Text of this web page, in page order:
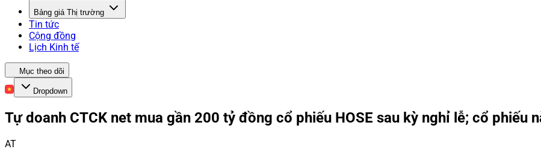
Bảng giá Thị trường
Tin tức
Cộng đồng
Lịch Kinh tế
Mục theo dõi
Dropdown
Tự doanh CTCK net mua gần 200 tỷ đồng cổ phiếu HOSE sau kỳ nghỉ lễ; cổ phiếu
AT